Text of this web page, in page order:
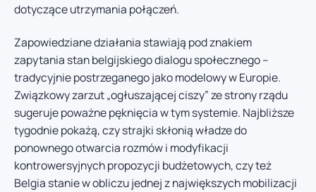
dotyczące utrzymania połączeń.
Zapowiedziane działania stawiają pod znakiem
zapytania stan belgijskiego dialogu społecznego –
tradycyjnie postrzeganego jako modelowy w Europie.
Związkowy zarzut „ogłuszającej ciszy” ze strony rządu
sugeruje poważne pęknięcia w tym systemie. Najbliższe
tygodnie pokażą, czy strajki skłonią władze do
ponownego otwarcia rozmów i modyfikacji
kontrowersyjnych propozycji budżetowych, czy też
Belgia stanie w obliczu jednej z największych mobilizacji